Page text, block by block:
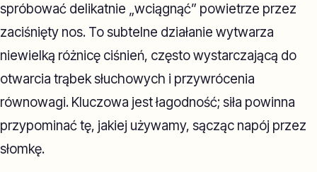
spróbować delikatnie „wciągnąć” powietrze przez
zaciśnięty nos. To subtelne działanie wytwarza
niewielką różnicę ciśnień, często wystarczającą do
otwarcia trąbek słuchowych i przywrócenia
równowagi. Kluczowa jest łagodność; siła powinna
przypominać tę, jakiej używamy, sącząc napój przez
słomkę.